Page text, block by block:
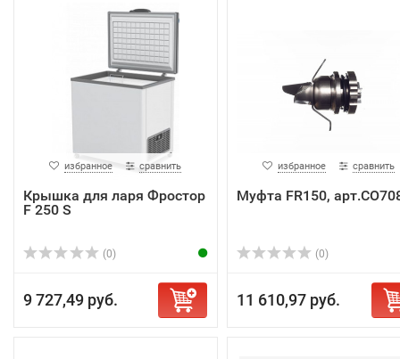
избранное сравнить
Крышка для ларя Фростор
F 250 S
(0)
9 727,49 руб.
избранное сравнить
Муфта FR150,
(0)
11 610,97 руб.